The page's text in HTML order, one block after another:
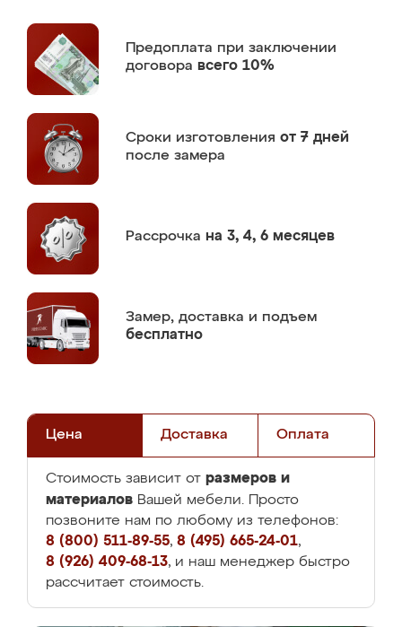
Предоплата при заключении
договора всего 10%
Сроки изготовления от 7 дней
после замера
Рассрочка на 3, 4, 6 месяцев
Замер, доставка и подъем
бесплатно
Цена Доставка Оплата
Стоимость зависит от размеров и
материалов Вашей мебели. Просто
позвоните нам по любому из телефонов:
8 (800) 511-89-55, 8 (495) 665-24-01,
8 (926) 409-68-13, и наш менеджер быстро
рассчитает стоимость.